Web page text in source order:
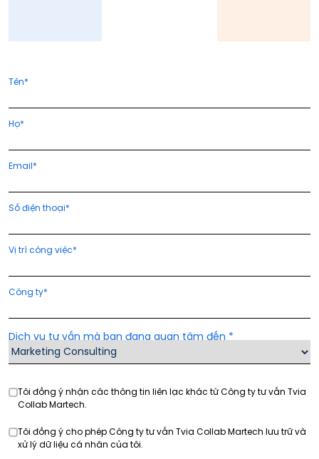
Tên*
Họ*
Email*
Số điện thoại*
Vị trí công việc*
Công ty*
Dịch vụ tư vấn mà bạn đang quan tâm đến *
Tôi đồng ý nhận các thông tin liên lạc khác từ Công ty tư vấn Tvia
Collab Martech.
Tôi đồng ý cho phép Công ty tư vấn Tvia Collab Martech lưu trữ và
xử lý dữ liệu cá nhân của tôi.